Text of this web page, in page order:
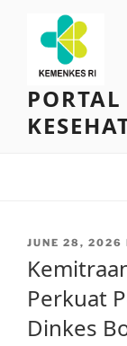
content
POSTED
JUNE 28, 2026
Perkuat
Dinkes